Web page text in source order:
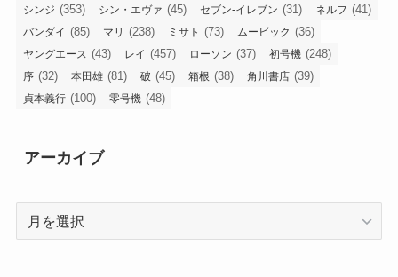
シンジ (353) シン・エヴァ (45) セブン-イレブン (31) ネルフ (41)
バンダイ (85) マリ (238) ミサト (73) ムービック (36)
ヤングエース (43) レイ (457) ローソン (37) 初号機 (248)
序 (32) 本田雄 (81) 破 (45) 箱根 (38) 角川書店 (39)
貞本義行 (100) 零号機 (48)
アーカイブ